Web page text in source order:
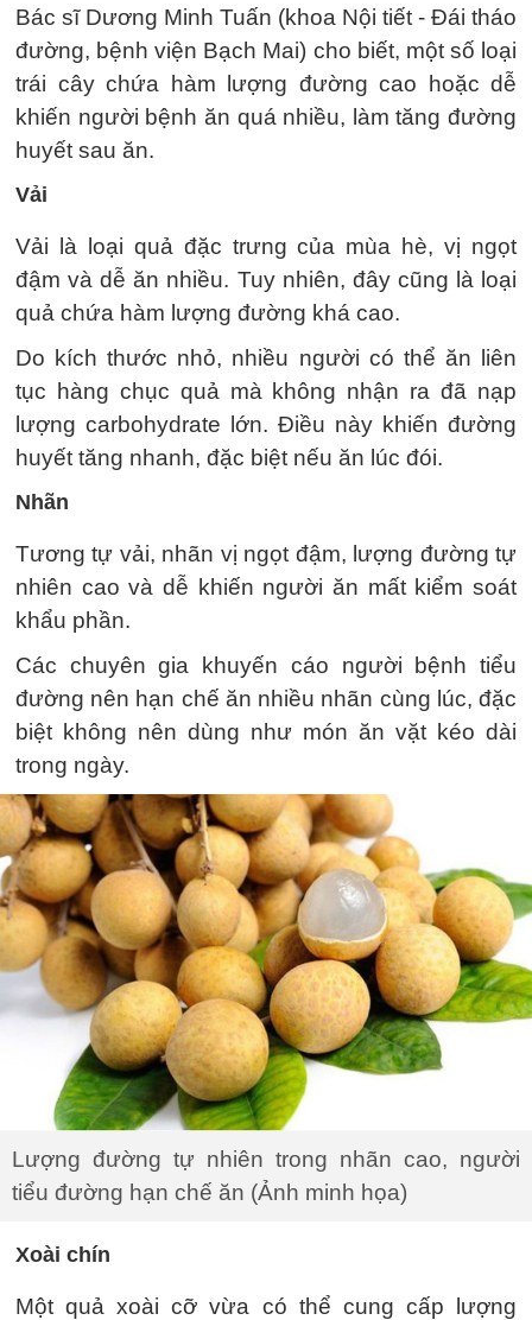
Bác sĩ Dương Minh Tuấn (khoa Nội tiết - Đái tháo
đường, bệnh viện Bạch Mai) cho biết, một số loại
trái cây chứa hàm lượng đường cao hoặc dễ
khiến người bệnh ăn quá nhiều, làm tăng đường
huyết sau ăn.
Vải
Vải là loại quả đặc trưng của mùa hè, vị ngọt
đậm và dễ ăn nhiều. Tuy nhiên, đây cũng là loại
quả chứa hàm lượng đường khá cao.
Do kích thước nhỏ, nhiều người có thể ăn liên
tục hàng chục quả mà không nhận ra đã nạp
lượng carbohydrate lớn. Điều này khiến đường
huyết tăng nhanh, đặc biệt nếu ăn lúc đói.
Nhãn
Tương tự vải, nhãn vị ngọt đậm, lượng đường tự
nhiên cao và dễ khiến người ăn mất kiểm soát
khẩu phần.
Các chuyên gia khuyến cáo người bệnh tiểu
đường nên hạn chế ăn nhiều nhãn cùng lúc, đặc
biệt không nên dùng như món ăn vặt kéo dài
trong ngày.
Lượng đường tự nhiên trong nhãn cao, người
tiểu đường hạn chế ăn (Ảnh minh họa)
Xoài chín
Một quả xoài cỡ vừa có thể cung cấp lượng